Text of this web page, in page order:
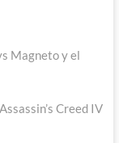
Magneto y el
Creed IV